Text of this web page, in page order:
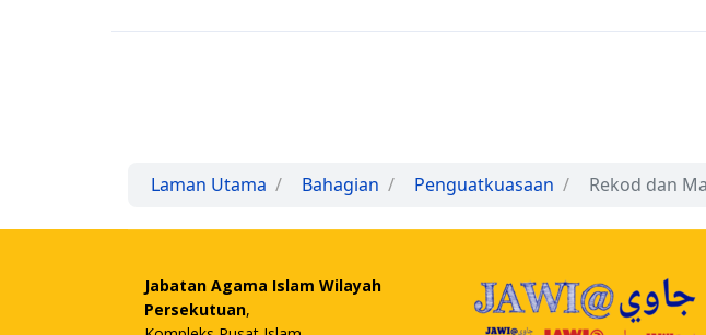
Laman Utama Bahagian Penguatkuasaan Rekod dan
Jabatan Agama Islam Wilayah
Persekutuan,